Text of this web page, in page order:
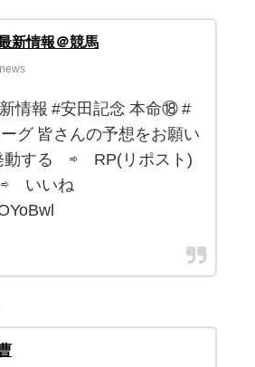
新情報＠競馬
情報 #安田記念 本命⑱ #
グ 皆さんの予想をお願い
動する ⇨ RP(リポスト)
いいね